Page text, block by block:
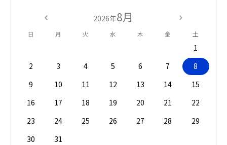
2026年8月
日 月 火 水 木 金 土
1
2
3 4 5 6 7
8
9
10 11 12 13 14
15
16
17 18 19 20 21
22
23
24 25 26 27 28
29
30
31